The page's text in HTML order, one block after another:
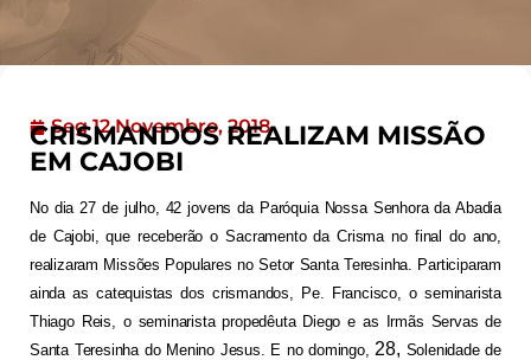
Seg 12 Novembro, 2018
CRISMANDOS REALIZAM MISSÃO
EM CAJOBI
No dia 27 de julho, 42 jovens da Paróquia Nossa Senhora da Abadia
de Cajobi, que receberão o Sacramento da Crisma no final do ano,
realizaram Missões Populares no Setor Santa Teresinha. Participaram
ainda as catequistas dos crismandos, Pe. Francisco, o seminarista
Thiago Reis, o seminarista propedêuta Diego e as Irmãs Servas de
Santa Teresinha do Menino Jesus. E no domingo, 28, Solenidade de